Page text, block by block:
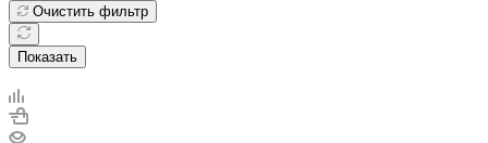
Очистить фильтр
Показать